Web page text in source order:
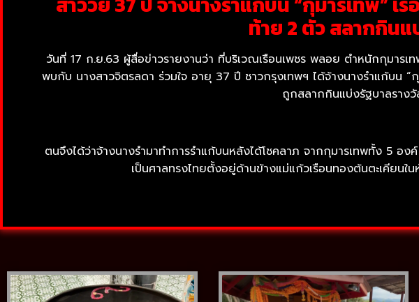
ท้าย 2 ตัว สลากกินแ
วันที่ 17 ก.ย.63 ผู้สื่อข่าวรายงานว่า ที่บริเวณเรือนเพชร พลอย ตำหนักกุมาร
พบกับ นางสาวจิตรลดา ร่วมใจ อายุ 37 ปี ชาวกรุงเทพฯ ได้จ้างนางรำแก้บน
ถูกสลากกินแบ่งรัฐบาลราง
ตนจึงได้ว่าจ้างนางรำมาทำการรำแก้บนหลังได้โชคลาภ จากกุมารเทพทั้ง 5 อง
เป็นศาลทรงไทยตั้งอยู่ด้านข้างแม่แก้วเรือนทองต้นตะเคียน